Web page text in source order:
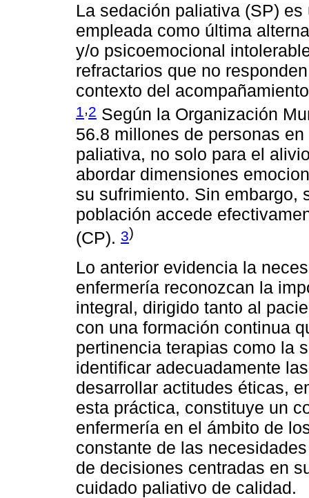
La sedación paliativa (SP)
empleada como última
y/o psicoemocional
refractarios que no
contexto del
1,2 Según la Organización
56.8 millones de personas
paliativa, no solo para el
abordar dimensiones
su sufrimiento. Sin embargo,
población accede
(CP). 3)
Lo anterior evidencia la
enfermería reconozcan la
integral, dirigido tanto al
con una formación continua
pertinencia terapias como la
identificar adecuadamente
desarrollar actitudes éticas,
esta práctica, constituye un
enfermería en el ámbito de
constante de las
de decisiones centradas en
cuidado paliativo de calidad.